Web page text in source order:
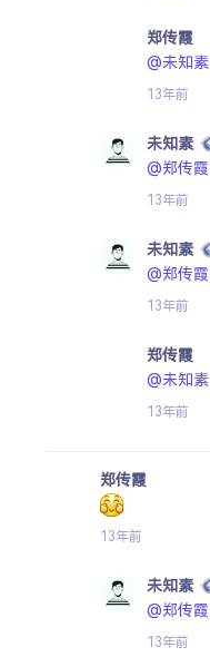
郑传霞
@未知素
13年前
未知素
@郑传霞
13年前
未知素
@郑传霞
13年前
郑传霞
@未知素
13年前
郑传霞
13年前
未知素
@郑传霞
13年前